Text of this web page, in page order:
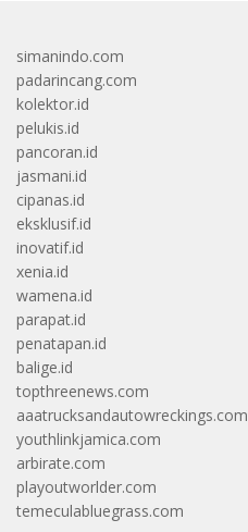
simanindo.com
padarincang.com
kolektor.id
pelukis.id
pancoran.id
jasmani.id
cipanas.id
eksklusif.id
inovatif.id
xenia.id
wamena.id
parapat.id
penatapan.id
balige.id
topthreenews.com
aaatrucksandautowreckings.com
youthlinkjamica.com
arbirate.com
playoutworlder.com
temeculabluegrass.com